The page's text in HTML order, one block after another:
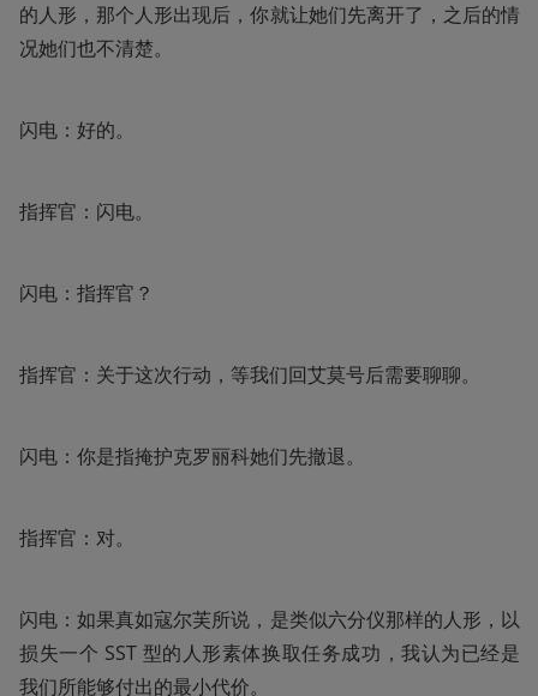
的人形，那个人形出现后，你就让她们先离开了，之后的情
况她们也不清楚。
闪电：好的。
指挥官：闪电。
闪电：指挥官？
指挥官：关于这次行动，等我们回艾莫号后需要聊聊。
闪电：你是指掩护克罗丽科她们先撤退。
指挥官：对。
闪电：如果真如寇尔芙所说，是类似六分仪那样的人形，以
损失一个 SST 型的人形素体换取任务成功，我认为已经是
我们所能够付出的最小代价。